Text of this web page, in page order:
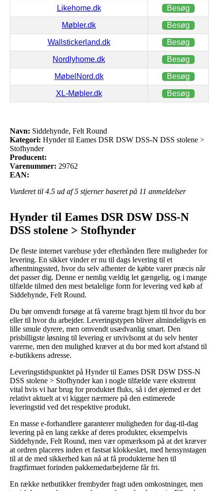
Likehome.dk Besøg
Møbler.dk Besøg
Wallstickerland.dk Besøg
Nordlyhome.dk Besøg
MøbelNord.dk Besøg
XL-Møbler.dk Besøg
Navn: Siddehynde, Felt Round
Kategori: Hynder til Eames DSR DSW DSS-N DSS stolene >
Stofhynder
Producent:
Varenummer: 29762
EAN:
Vurderet til 4.5 ud af 5 stjerner baseret på 11 anmeldelser
Hynder til Eames DSR DSW DSS-N
DSS stolene > Stofhynder
De fleste internet varehuse yder efterhånden flere muligheder for
levering. En sikker vinder er nu til dags levering til et
afhentningssted, hvor du selv afhenter de købte varer præcis når
det passer dig. Denne er nemlig vældig let gængelig, og i mange
tilfælde tilmed den mest betalelige form for levering ved køb af
Siddehynde, Felt Round.
Du bør omvendt forsøge at få varerne bragt hjem til hvor du bor
eller til hvor du arbejder. Leveringstypen bliver almindeligvis en
lille smule dyrere, men omvendt usædvanlig smart. Den
prisbilligste løsning til levering er utvivlsomt at du selv henter
varerne, men den mulighed kræver at du bor med kort afstand til
e-butikkens adresse.
Leveringstidspunktet på Hynder til Eames DSR DSW DSS-N
DSS stolene > Stofhynder kan i nogle tilfælde være ekstremt
vital hvis vi har brug for produktet fluks, så i det øjemed er det
relativt aktuelt at vi kigger nærmere på den estimerede
leveringstid ved det respektive produkt.
En masse e-forhandlere garanterer muligheden for dag-til-dag
levering på en lang række af deres produkter, eksempelvis
Siddehynde, Felt Round, men vær opmærksom på at det kræver
at ordren placeres inden et fastsat klokkeslæt, med hensynstagen
til at de med sikkerhed kan nå at få produkterne hen til
fragtfirmaet forinden pakkemedarbejderne får fri.
En række netbutikker frembyder fragt uden omkostninger, men